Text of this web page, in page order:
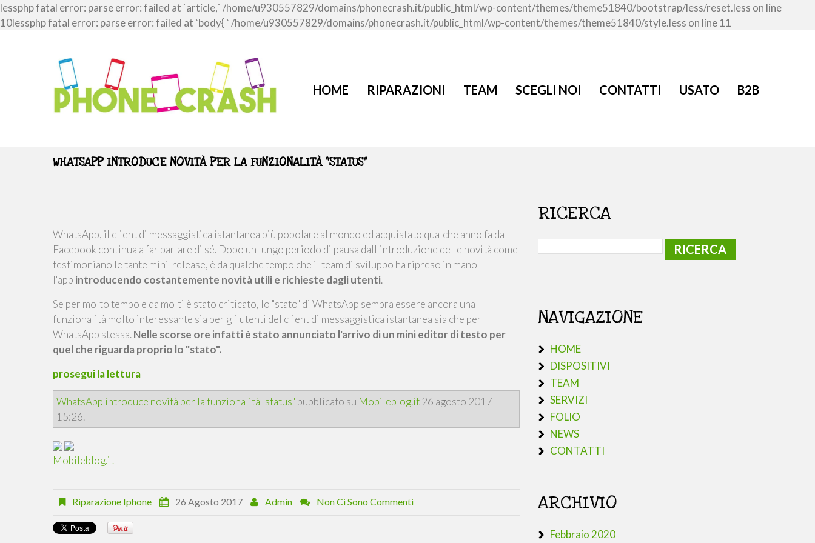
lessphp fatal error: parse error: failed at `article,` /home/u930557829/domains/phonecrash.it/public_html/wp-content/themes/theme51840/bootstrap/less/reset.less on line
10lessphp fatal error: parse error: failed at `body{ ` /home/u930557829/domains/phonecrash.it/public_html/wp-content/themes/theme51840/style.less on line 11
HOME RIPARAZIONI TEAM SCEGLI NOI CONTATTI USATO B2B
WHATSAPP INTRODUCE NOVITÀ PER LA FUNZIONALITÀ “STATUS”
WhatsApp, il client di messaggistica istantanea più popolare al mondo ed acquistato qualche anno fa da
Facebook continua a far parlare di sé. Dopo un lungo periodo di pausa dall'introduzione delle novità come
testimoniano le tante mini-release, è da qualche tempo che il team di sviluppo ha ripreso in mano
l'app introducendo costantemente novità utili e richieste dagli utenti.
Se per molto tempo e da molti è stato criticato, lo "stato" di WhatsApp sembra essere ancora una
funzionalità molto interessante sia per gli utenti del client di messaggistica istantanea sia che per
WhatsApp stessa.Nelle scorse ore infatti è stato annunciato l'arrivo di un mini editor di testo per
quel che riguarda proprio lo "stato".
prosegui la lettura
WhatsApp introduce novità per la funzionalità "status" pubblicato su Mobileblog.it 26 agosto 2017
15:26.
Mobileblog.it
Riparazione Iphone 26 Agosto 2017 Admin Non Ci Sono Commenti
RICERCA
NAVIGAZIONE
HOME
DISPOSITIVI
TEAM
SERVIZI
FOLIO
NEWS
CONTATTI
ARCHIVIO
Febbraio 2020